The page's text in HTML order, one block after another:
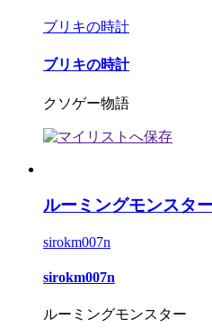
ブリキの時計
ブリキの時計
クソゲー物語
ルーミングモンスター
sirokm007n
sirokm007n
ルーミングモンスター